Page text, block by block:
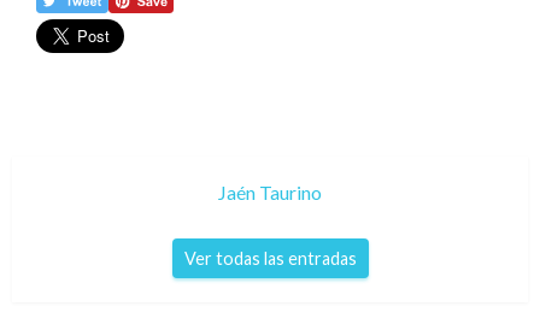
Jaén Taurino
Ver todas las entradas